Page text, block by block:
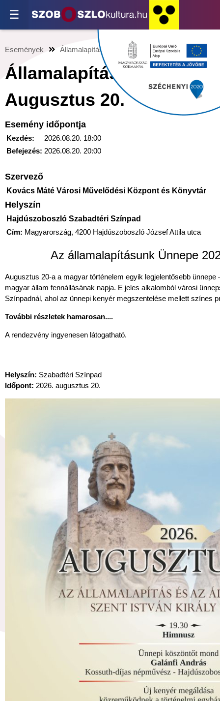
☰
Események Államalapítás ünnepe - Augusztus 20.
Államalapítás ünnepe -
Augusztus 20.
Esemény időpontja
Kezdés:
2026.08.20. 18:00
Befejezés: 2026.08.20. 20:00
Szervező
Kovács Máté Városi Művelődési Központ és Könyvtár
Helyszín
Hajdúszoboszló Szabadtéri Színpad
Cím: Magyarország, 4200 Hajdúszoboszló József Attila utca
Az államalapításunk Ünnepe
Augusztus 20-a a magyar történelem egyik legjelentősebb
magyar állam fennállásának napja. E jeles alkalomból városi
Színpadnál, ahol az ünnepi kenyér megszentelése mellett színes
További részletek hamarosan....
A rendezvény ingyenesen látogatható.
Helyszín: Szabadtéri Színpad
Időpont: 2026. augusztus 20.